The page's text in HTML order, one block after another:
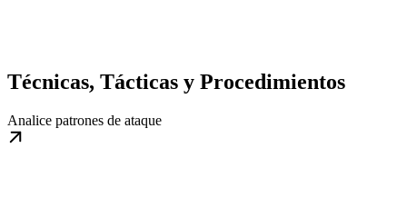
Técnicas, Tácticas y Procedimientos
Analice patrones de ataque